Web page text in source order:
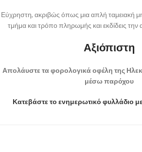
Εύχρηστη, ακριβώς όπως μια απλή ταμειακή
τμήμα και τρόπο πληρωμής και εκδίδεις την
Αξιόπιστη
Απολάυστε τα φορολογικά οφέλη της
μέσω παρόχου
Κατεβάστε το ενημερωτικό φυλλάδιο με